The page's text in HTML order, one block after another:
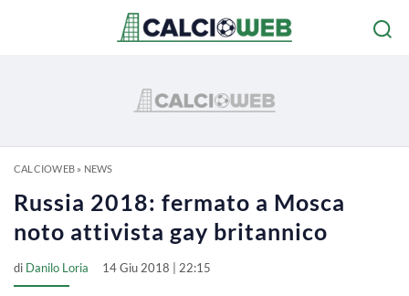
CALCIOWEB» NEWS
Russia 2018: fermato a Mosca
noto attivista gay britannico
di Danilo Loria 14 Giu 2018 | 22:15